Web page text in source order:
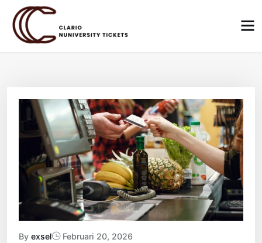
content
By exsel Februari 20, 2026